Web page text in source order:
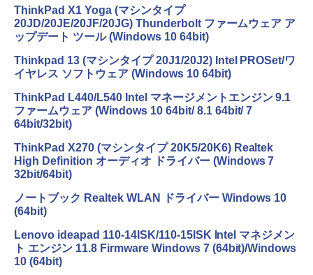
ThinkPad X1 Yoga (マシンタイプ
20JD/20JE/20JF/20JG) Thunderbolt ファームウェア ア
ップデート ツール (Windows 10 64bit)
Thinkpad 13 (マシンタイプ 20J1/20J2) Intel PROSet/ワ
イヤレス ソフトウェア (Windows 10 64bit)
ThinkPad L440/L540 Intel マネージメントエンジン 9.1
ファームウェア (Windows 10 64bit/ 8.1 64bit/ 7
64bit/32bit)
ThinkPad X270 (マシンタイプ 20K5/20K6) Realtek
High Definition オーディオ ドライバー (Windows 7
32bit/64bit)
ノートブック Realtek WLAN ドライバー Windows 10
(64bit)
Lenovo ideapad 110-14ISK/110-15ISK Intel マネジメン
ト エンジン 11.8 Firmware Windows 7 (64bit)/Windows
10 (64bit)